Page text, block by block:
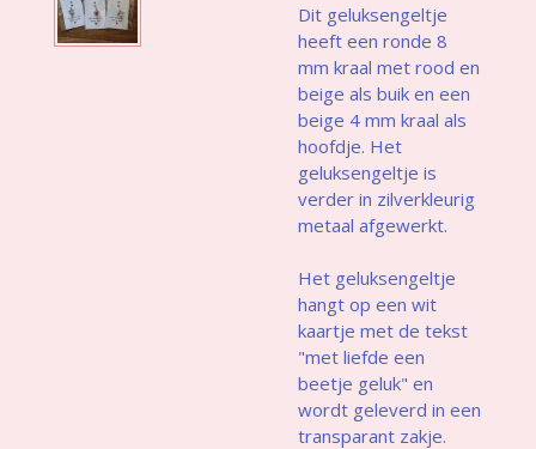
Dit geluksengeltje
heeft een ronde 8
mm kraal met rood en
beige als buik en een
beige 4 mm kraal als
hoofdje. Het
geluksengeltje is
verder in zilverkleurig
metaal afgewerkt.
Het geluksengeltje
hangt op een wit
kaartje met de tekst
"met liefde een
beetje geluk" en
wordt geleverd in een
transparant zakje.